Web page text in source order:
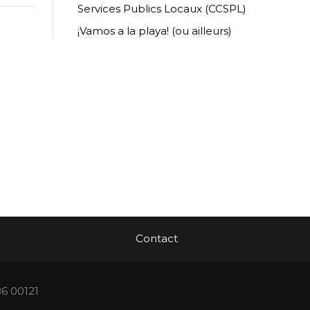
Services Publics Locaux (CCSPL)
¡Vamos a la playa! (ou ailleurs)
Contact
00121